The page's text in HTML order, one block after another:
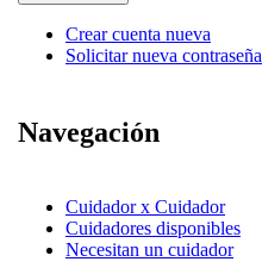
Crear cuenta nueva
Solicitar nueva contraseña
Navegación
Cuidador x Cuidador
Cuidadores disponibles
Necesitan un cuidador